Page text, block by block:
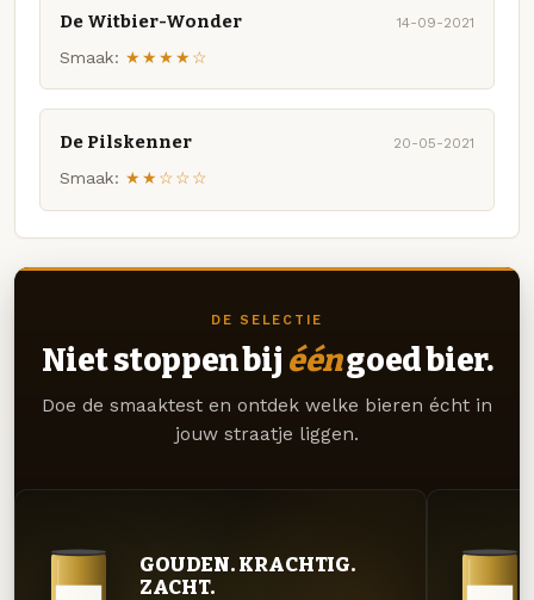
De Witbier-Wonder 14-09-2021
Smaak: ★★★★☆
De Pilskenner 20-05-2021
Smaak: ★★☆☆☆
DE SELECTIE
Niet stoppen bij ééngoed bier.
Doe de smaaktest en ontdek welke bieren écht in
jouw straatje liggen.
GOUDEN. KRACHTIG.
ZACHT.